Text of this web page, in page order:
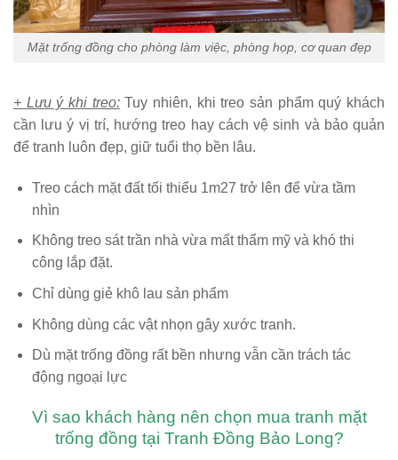
Mặt trống đồng cho phòng làm việc, phòng họp, cơ quan đẹp
+ Lưu ý khi treo:Tuy nhiên, khi treo sản phẩm quý khách
cần lưu ý vị trí, hướng treo hay cách vệ sinh và bảo quản
để tranh luôn đẹp, giữ tuổi thọ bền lâu.
Treo cách mặt đất tối thiểu 1m27 trở lên để vừa tầm
nhìn
Không treo sát trần nhà vừa mất thẩm mỹ và khó thi
công lắp đặt.
Chỉ dùng giẻ khô lau sản phẩm
Không dùng các vật nhọn gây xước tranh.
Dù mặt trống đồng rất bền nhưng vẫn cần trách tác
động ngoại lực
Vì sao khách hàng nên chọn mua tranh mặt
trống đồng tại Tranh Đồng Bảo Long?